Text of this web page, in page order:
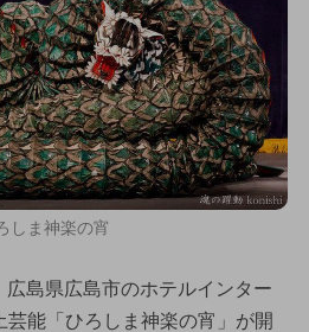
しま神楽の宵
島県広島市のホテルインター
能「ひろしま神楽の宵」が開